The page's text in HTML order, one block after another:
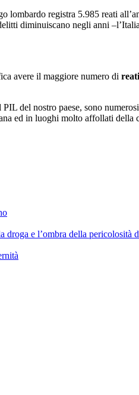
registra 5.985 reati
diminuiscano negli anni
avere il maggiore numero di
del nostro paese, sono
ed in luoghi molto affollati della
e l’ombra della pericolosità